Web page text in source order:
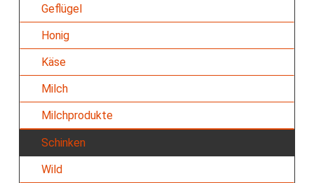
Geflügel
Honig
Käse
Milch
Milchprodukte
Schinken
Wild